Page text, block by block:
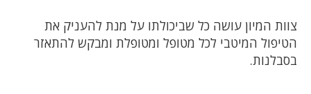
צוות המיון עושה כל שביכולתו על מנת להעניק את
הטיפול המיטבי לכל מטופל ומטופלת ומבקש להתאזר
בסבלנות.